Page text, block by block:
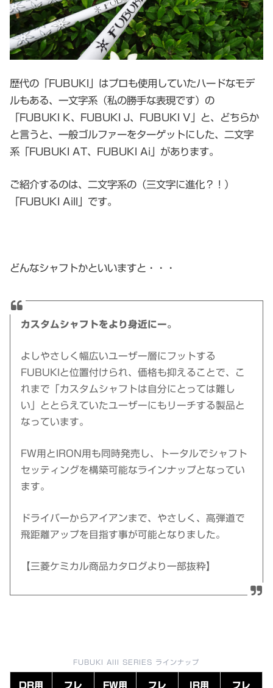
歴代の「FUBUKI」はプロも使用していたハードなモデ
ルもある、一文字系（私の勝手な表現です）の
「FUBUKI K、FUBUKI J、FUBUKI V」と、どちらか
と言うと、一般ゴルファーをターゲットにした、二文字
系「FUBUKI AT、FUBUKI Ai」があります。
ご紹介するのは、二文字系の（三文字に進化？！）
「FUBUKI AiII」です。
どんなシャフトかといいますと・・・
カスタムシャフトをより身近にー。
よしやさしく幅広いユーザー層にフットする
FUBUKIと位置付けられ、価格も抑えることで、こ
れまで「カスタムシャフトは自分にとっては難し
い」ととらえていたユーザーにもリーチする製品と
なっています。
FW用とIRON用も同時発売し、トータルでシャフト
セッティングを構築可能なラインナップとなってい
ます。
ドライバーからアイアンまで、やさしく、高弾道で
飛距離アップを目指す事が可能となりました。
【三菱ケミカル商品カタログより一部抜粋】
FUBUKI AIII SERIES ラインナップ
DR用 フレ FW用 フレ IR用 フレ